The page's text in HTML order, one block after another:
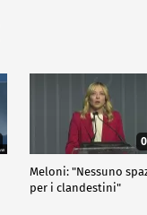
Meloni: "Nessuno
per i clandestini"